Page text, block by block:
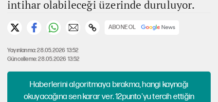
intihar olabileceği üzerinde duruluyor.
ABONE OL
Yayınlanma: 28.05.2026 13:52
Güncelleme: 28.05.2026 13:52
Haberlerini algoritmaya bırakma, hangi kaynağı
okuyacağına sen karar ver. 12punto'yu tercih ettiğin